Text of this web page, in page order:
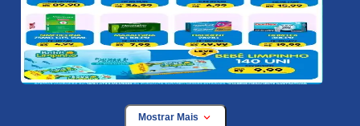
Mostrar Mais